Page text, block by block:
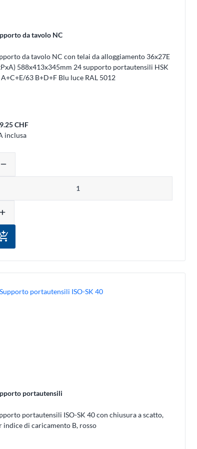
prodotti dal carrello
da tavolo NC
da tavolo NC con telai da alloggiamento 36x27E
588x413x345mm 24 supporto portautensili HSK
A+C+E/63 B+D+F Blu luce RAL 5012
CHF
inclusa
la quantità del prodotto o
remove
add
portautensili
portautensili ISO-SK 40 con chiusura a scatto,
indice di caricamento B, rosso